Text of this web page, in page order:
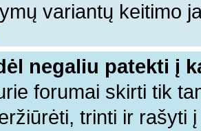
variantų keitimo
negaliu patekti į
forumai skirti tik
trinti ir rašyti